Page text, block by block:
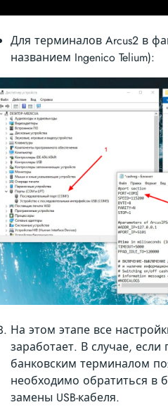
Для терминалов Arcus2 в
названием Ingenico Telium):
На этом этапе все
заработает. В случае,
банковским терминалом
необходимо обратиться в
замены USB-кабеля.